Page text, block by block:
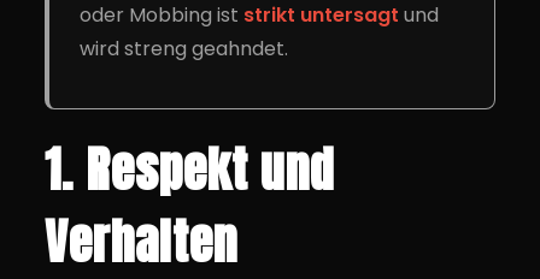
oder Mobbing ist strikt untersagt und
wird streng geahndet.
1. Respekt und
Verhalten